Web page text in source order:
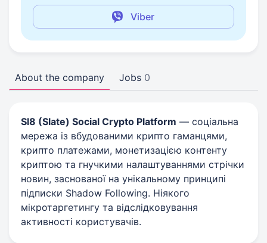
Viber
About the company Jobs 0
Sl8 (Slate) Social Crypto Platform — соціальна
мережа із вбудованими крипто гаманцями,
крипто платежами, монетизацією контенту
криптою та гнучкими налаштуваннями стрічки
новин, заснованої на унікальному принципі
підписки Shadow Following. Ніякого
мікротаргетингу та відслідковування
активності користувачів.